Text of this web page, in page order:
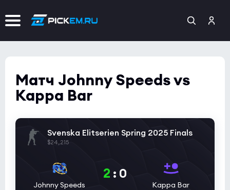
Матч Johnny Speeds vs
Kappa Bar
Svenska Elitserien Spring 2025 Finals
$24,215
Johnny Speeds
2 : 0
Kappa Bar